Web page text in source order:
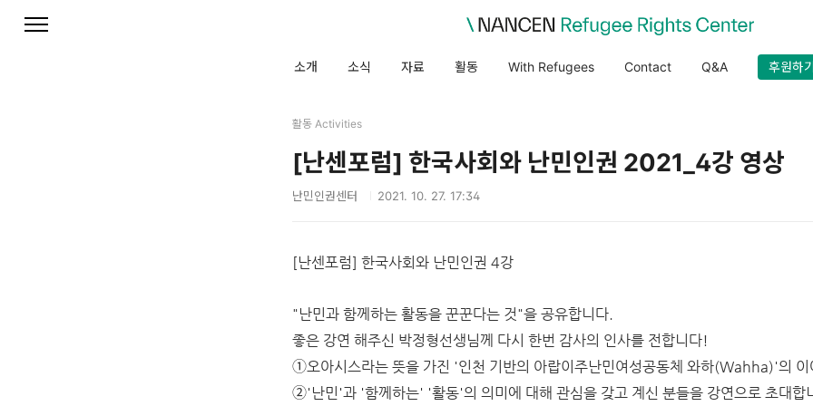
소개 소식 자료 활동 With Refugees Contact Q&A 후원하기
활동 Activities
[난센포럼] 한국사회와 난민인권 2021_4강 영상
난민인권센터 2021. 10. 27. 17:34
[난센포럼] 한국사회와 난민인권 4강
"난민과 함께하는 활동을 꾼꾼다는 것"을 공유합니다.
좋은 강연 해주신 박정형선생님께 다시 한번 감사의 인사를 전합니다!
➀오아시스라는 뜻을 가진 '인천 기반의 아랍이주난민여성공동체 와하(Wahha)'의 이
➁'난민'과 '함께하는' '활동'의 의미에 대해 관심을 갖고 계신 분들을 강연으로 초대합